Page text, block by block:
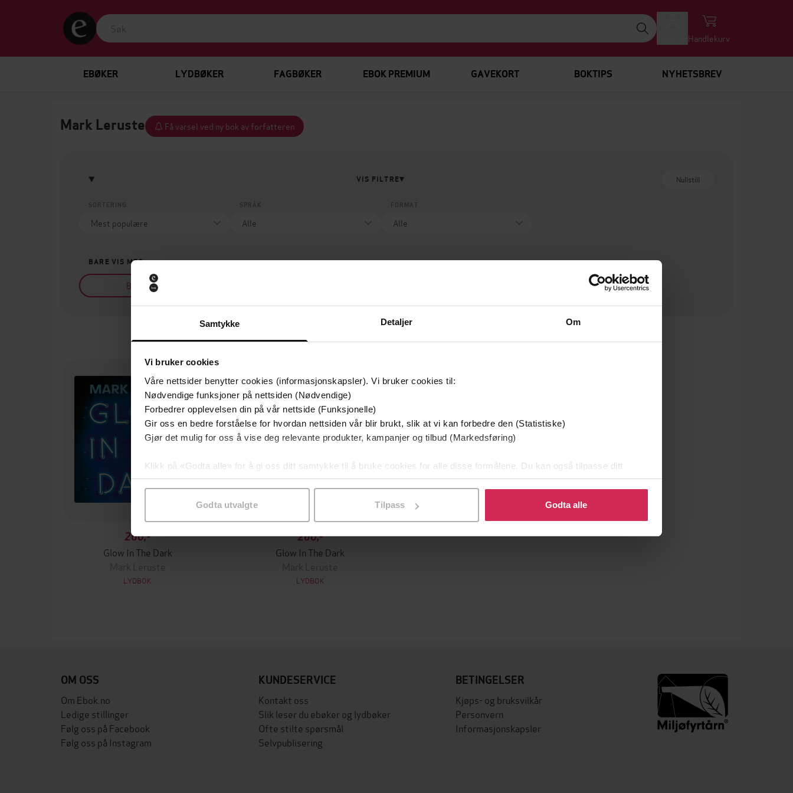
Samtykke Detaljer Om
Vi bruker cookies
Våre nettsider benytter cookies (informasjonskapsler). Vi bruker cookies til:
Nødvendige funksjoner på nettsiden (Nødvendige)
Forbedrer opplevelsen din på vår nettside (Funksjonelle)
Gir oss en bedre forståelse for hvordan nettsiden vår blir brukt, slik at vi kan forbedre den (Statistiske)
Gjør det mulig for oss å vise deg relevante produkter, kampanjer og tilbud (Markedsføring)
Klikk på «Godta alle» for å gi oss ditt samtykke til å bruke cookies for alle disse formålene. Du kan også tilpasse ditt
samtykke til spesifikke formål ved å klikke på «Tilpass». Du kan når som helst trekke tilbake eller endre ditt samtykke.
Godta utvalgte Tilpass Godta alle
Handlekurv
EBØKER LYDBØKER FAGBØKER EBOK PREMIUM GAVEKORT BOKTIPS NYHETSBREV
Mark Leruste Få varsel ved ny bok av forfatteren
VIS FILTRE Nullstill
BARE VIS MEG
Bøker på tilbud
260,-
Glow In The Dark
Mark Leruste
LYDBOK
260,-
Glow In The Dark
Mark Leruste
LYDBOK
OM OSS
Om Ebok.no
Ledige stillinger
Følg oss på Facebook
Følg oss på Instagram
KUNDESERVICE
Kontakt oss
Slik leser du ebøker og lydbøker
Ofte stilte spørsmål
Selvpublisering
BETINGELSER
Kjøps- og bruksvilkår
Personvern
Informasjonskapsler